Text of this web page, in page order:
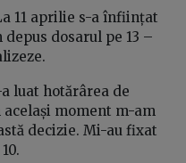
11 aprilie s-a înființat
dosarul pe 13 –
luat hotărârea de
moment m-am
decizie. Mi-au fixat